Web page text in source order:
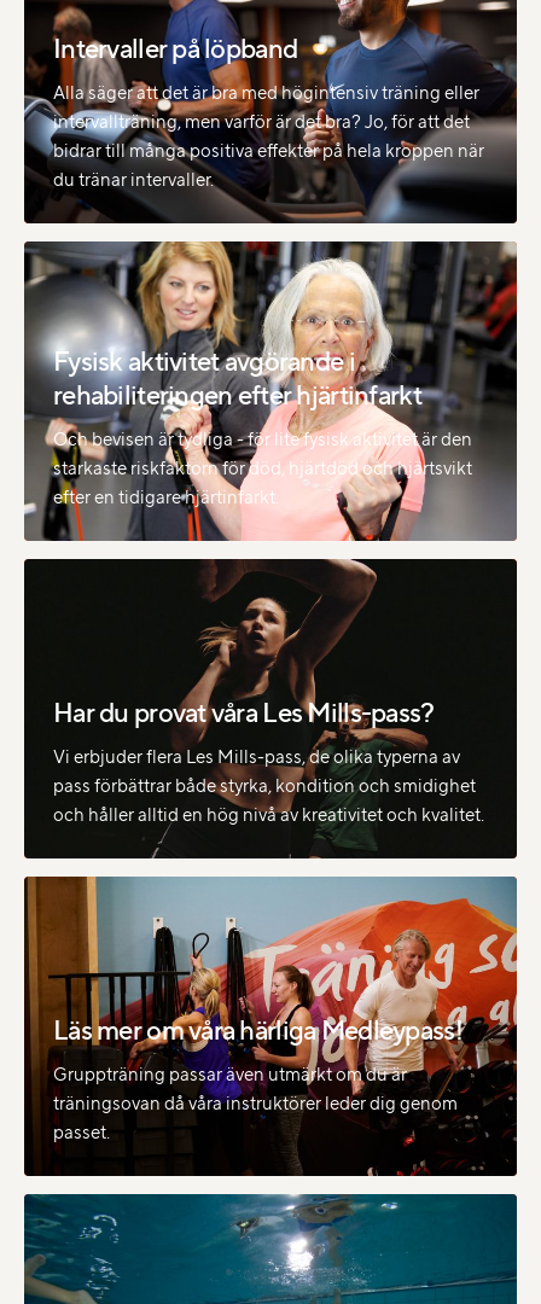
Intervaller på löpband
Alla säger att det är bra med högintensiv träning eller
intervallträning, men varför är det bra? Jo, för att det
bidrar till många positiva effekter på hela kroppen när
du tränar intervaller.
Fysisk aktivitet avgörande i
rehabiliteringen efter hjärtinfarkt
Och bevisen är tydliga - för lite fysisk aktivitet är den
starkaste riskfaktorn för död, hjärtdöd och hjärtsvikt
efter en tidigare hjärtinfarkt.
Har du provat våra Les Mills-pass?
Vi erbjuder flera Les Mills-pass, de olika typerna av
pass förbättrar både styrka, kondition och smidighet
och håller alltid en hög nivå av kreativitet och kvalitet.
Läs mer om våra härliga Medleypass!
Gruppträning passar även utmärkt om du är
träningsovan då våra instruktörer leder dig genom
passet.